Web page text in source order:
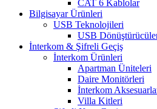
CAT 6 Kablolar
Bilgisayar Ürünleri
USB Teknolojileri
USB
İnterkom & Şifreli Geçiş
İnterkom Ürünleri
Apartman Üniteleri
Daire Monitörleri
İnterkom
Villa Kitleri